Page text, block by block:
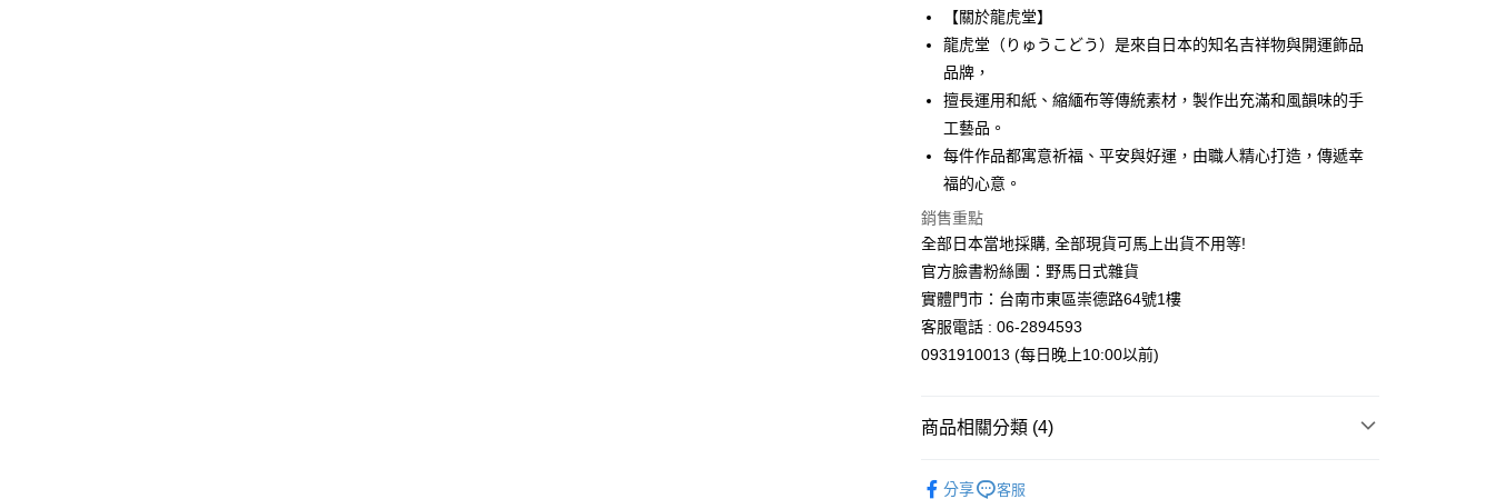
ATM付款
全家取貨付款
每筆NT$65，滿NT$999(含以上)免運費
每筆NT$65，滿NT$999(含以上)免運費
7-11取貨付款
每筆NT$65，滿NT$999(含以上)免運費
【關於龍虎堂】
龍虎堂（りゅうこどう）是來自日本的知名吉祥物與開運飾品
品牌，
擅長運用和紙、縮緬布等傳統素材，製作出充滿和風韻味的手
工藝品。
每件作品都寓意祈福、平安與好運，由職人精心打造，傳遞幸
福的心意。
銷售重點
全部日本當地採購, 全部現貨可馬上出貨不用等!
官方臉書粉絲團：野馬日式雜貨
實體門市：台南市東區崇德路64號1樓
客服電話 : 06-2894593
0931910013 (每日晚上10:00以前)
商品相關分類 (4)
分享 客服